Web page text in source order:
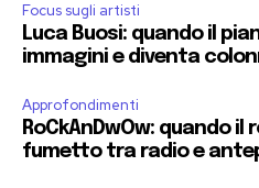
Focus sugli artisti
Luca Buosi: quando il
immagini e diventa
Approfondimenti
RoCkAnDwOw: quando il
fumetto tra radio e